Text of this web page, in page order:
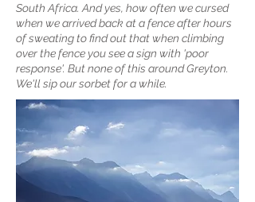
South Africa. And yes, how often we cursed
when we arrived back at a fence after hours
of sweating to find out that when climbing
over the fence you see a sign with 'poor
response'. But none of this around Greyton.
We'll sip our sorbet for a while.